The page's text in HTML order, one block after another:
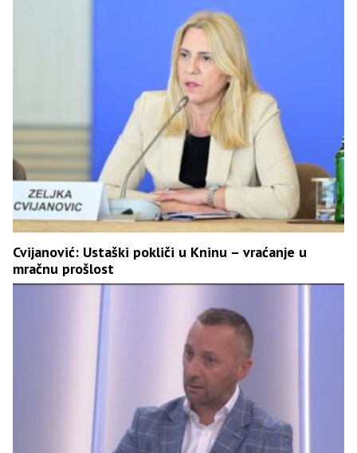
Cvijanović: Ustaški pokliči u Kninu – vraćanje u
mračnu prošlost